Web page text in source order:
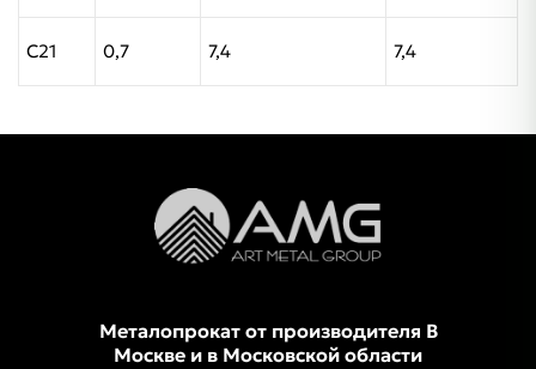
С21 0,7 7,4 7,4
Металопрокат от производителя В
Москве и в Московской области